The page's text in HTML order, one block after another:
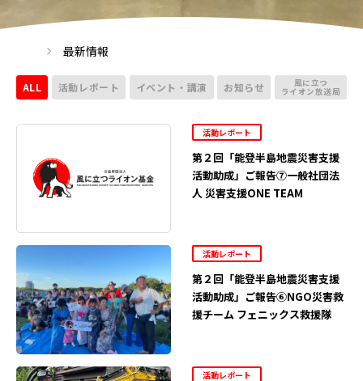
最新情報
ALL 活動レポート イベント・講演 お知らせ 風に立つ
ライオン放送局
活動レポート
第２回「能登半島地震災害支援
活動助成」ご報告⑦一般社団法
人 災害支援ONE TEAM
活動レポート
第２回「能登半島地震災害支援
活動助成」ご報告⑥NGO災害救
援チーム フェニックス救援隊
活動レポート